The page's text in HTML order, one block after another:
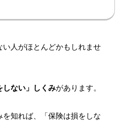
い人がほとんどかもしれませ
しない」しくみがあります。
知れば、「保険は損をしな